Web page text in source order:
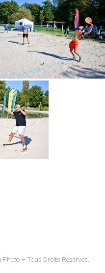
– Tous Droits Réservés.